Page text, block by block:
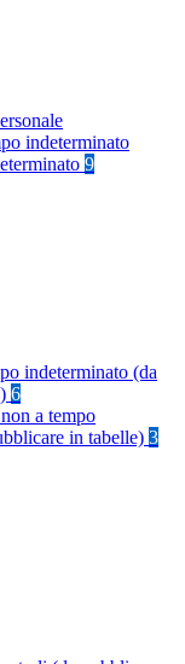
indeterminato
9
indeterminato (da
6
a tempo
in tabelle) 3